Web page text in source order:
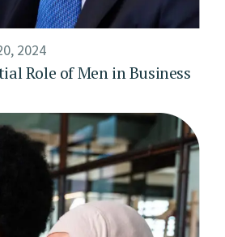
2024
Role of Men in Business